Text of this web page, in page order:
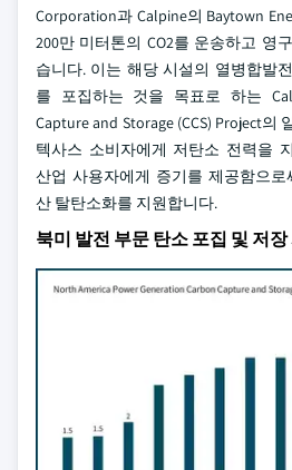
Corporation과 Calpine의 Baytown
200만 미터톤의 CO2를 운송하고 영
습니다. 이는 해당 시설의 열병합발
를 포집하는 것을 목표로 하는
Capture and Storage (CCS) Project의
텍사스 소비자에게 저탄소 전력을
산업 사용자에게 증기를 제공함으
산 탈탄소화를 지원합니다.
북미 발전 부문 탄소 포집 및 저장